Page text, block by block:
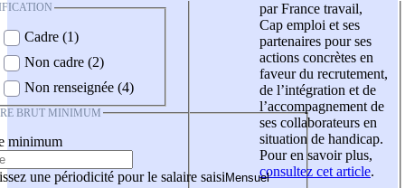
Cadre (1)
Non cadre (2)
Non renseignée (4)
BRUT MINIMUM
minimum
une périodicité pour le salaire saisi
par France travail,
Cap emploi et ses
partenaires pour ses
actions concrètes en
faveur du recrutement,
de l’intégration et de
l’accompagnement de
ses collaborateurs en
situation de handicap.
Pour en savoir plus,
consultez cet article.